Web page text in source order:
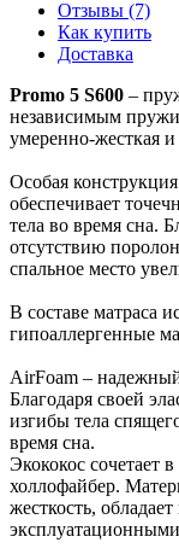
Отзывы (7)
Как купить
Доставка
Promo 5 S600 –
независимым
умеренно-жесткая и
Особая
обеспечивает
тела во время сна.
отсутствию
спальное место
В составе матраса
гипоаллергенные
AirFoam –
Благодаря своей
изгибы тела
время сна.
Экококос сочетает
холлофайбер.
жесткость,